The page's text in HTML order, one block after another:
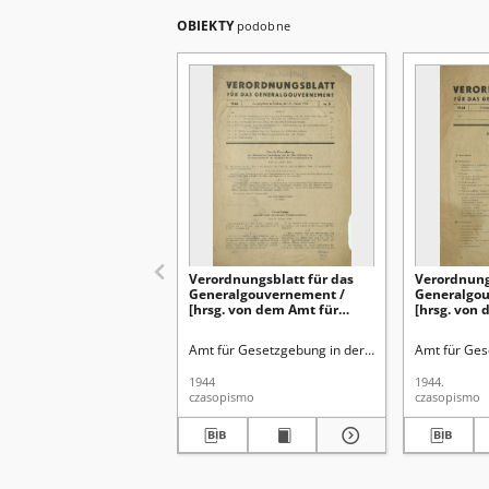
OBIEKTY podobne
Verordnungsblatt für das
Generalgouvernement /
[hrsg. von dem Amt für
Generalgouverneurs]. 1944,
Amt für Gesetzgebung in der Regierung des
1944
czasopismo
[hrsg. von
Amt für
1944.
czasopismo